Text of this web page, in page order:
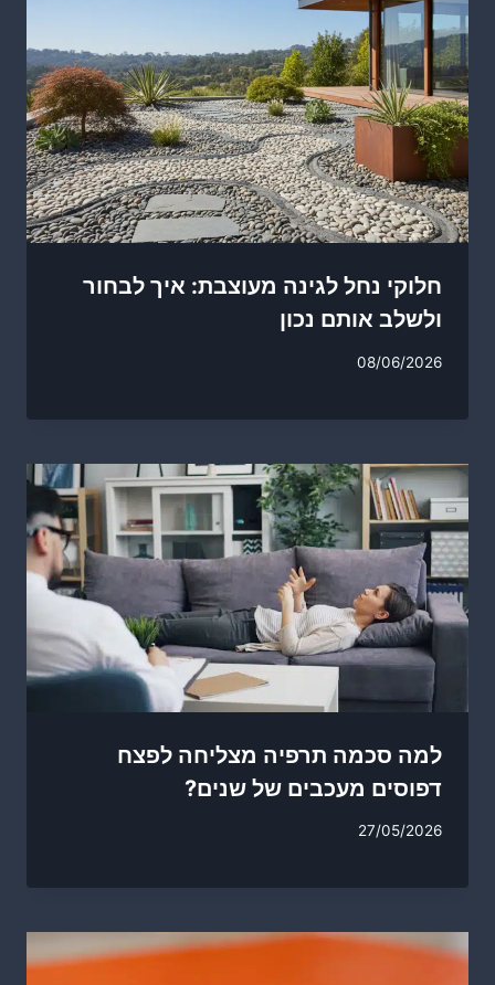
חלוקי נחל לגינה מעוצבת: איך לבחור
ולשלב אותם נכון
08/06/2026
למה סכמה תרפיה מצליחה לפצח
דפוסים מעכבים של שנים?
27/05/2026